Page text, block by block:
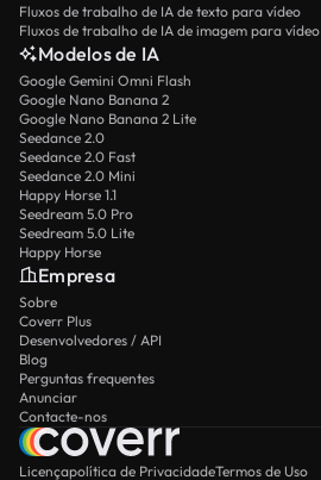
Fluxos de trabalho de IA de texto para vídeo
Fluxos de trabalho de IA de imagem para vídeo
Modelos de IA
Google Gemini Omni Flash
Google Nano Banana 2
Google Nano Banana 2 Lite
Seedance 2.0
Seedance 2.0 Fast
Seedance 2.0 Mini
Happy Horse 1.1
Seedream 5.0 Pro
Seedream 5.0 Lite
Happy Horse
Empresa
Sobre
Coverr Plus
Desenvolvedores / API
Blog
Perguntas frequentes
Anunciar
Contacte-nos
Licençapolítica de PrivacidadeTermos de Uso